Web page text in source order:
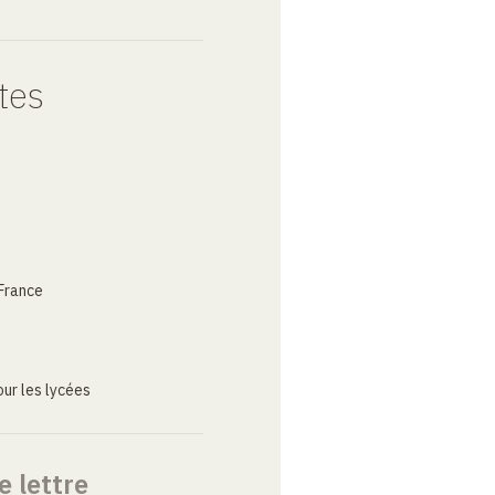
les lycées
lettre